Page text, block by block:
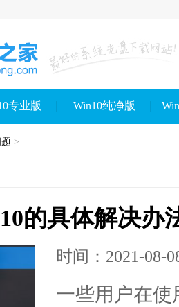
专业版 Win10纯净版
>
的具体解决办
时间：2021-08-
一些用户在使